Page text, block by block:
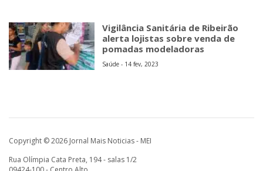
Vigilância Sanitária de Ribeirão
alerta lojistas sobre venda de
pomadas modeladoras
Saúde - 14 fev, 2023
Copyright © 2026 Jornal Mais Noticias - MEI
Rua Olímpia Cata Preta, 194 - salas 1/2